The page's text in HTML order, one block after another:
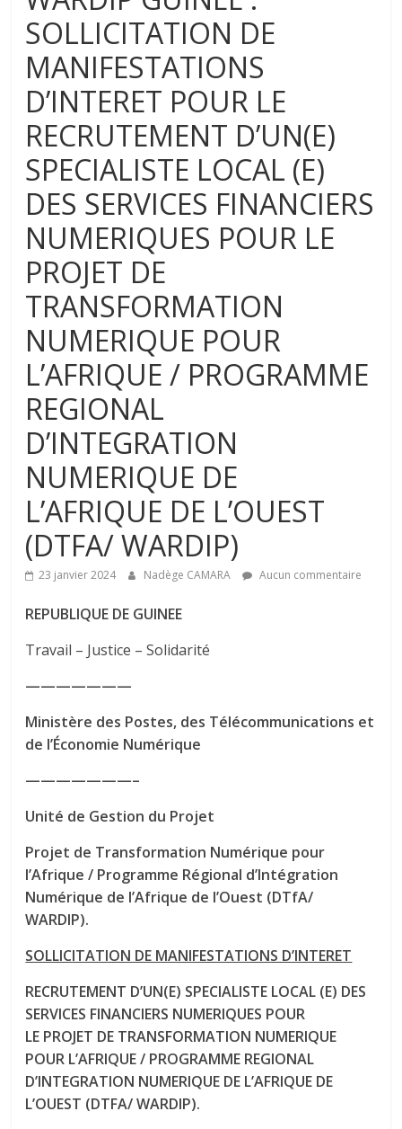
SOLLICITATION DE
MANIFESTATIONS
D’INTERET POUR LE
RECRUTEMENT D’UN(E)
SPECIALISTE LOCAL (E)
DES SERVICES FINANCIERS
NUMERIQUES POUR LE
PROJET DE
TRANSFORMATION
NUMERIQUE POUR
L’AFRIQUE / PROGRAMME
REGIONAL
D’INTEGRATION
NUMERIQUE DE
L’AFRIQUE DE L’OUEST
(DTFA/ WARDIP)
23 janvier 2024 Nadège CAMARA Aucun commentaire
REPUBLIQUE DE GUINEE
Travail – Justice – Solidarité
———————
Ministère des Postes, des Télécommunications et
de l’Économie Numérique
———————–
Unité de Gestion du Projet
Projet de Transformation Numérique pour
l’Afrique / Programme Régional d’Intégration
Numérique de l’Afrique de l’Ouest (DTfA/
WARDIP).
SOLLICITATION DE MANIFESTATIONS D’INTERET
RECRUTEMENT D’UN(E) SPECIALISTE LOCAL (E) DES
SERVICES FINANCIERS NUMERIQUES POUR
LE PROJET DE TRANSFORMATION NUMERIQUE
POUR L’AFRIQUE / PROGRAMME REGIONAL
D’INTEGRATION NUMERIQUE DE L’AFRIQUE DE
L’OUEST (DTFA/ WARDIP).